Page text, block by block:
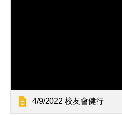
4/9/2022 校友會健行